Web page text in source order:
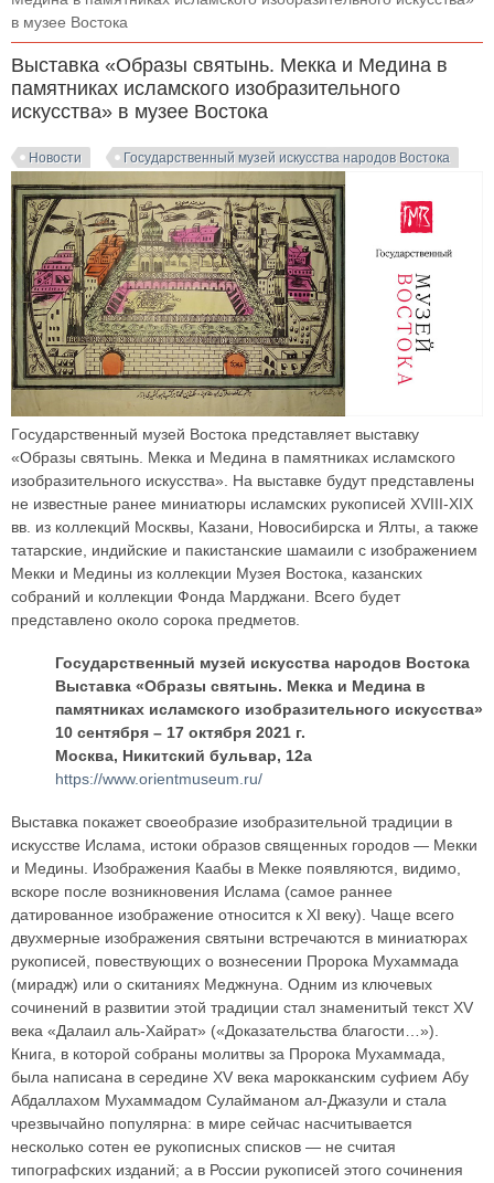
в музее Востока
Выставка «Образы святынь. Мекка и Медина в
памятниках исламского изобразительного
искусства» в музее Востока
Новости Государственный музей искусства народов Востока
Государственный музей Востока представляет выставку
«Образы святынь. Мекка и Медина в памятниках исламского
изобразительного искусства». На выставке будут представлены
не известные ранее миниатюры исламских рукописей XVIII-XIX
вв. из коллекций Москвы, Казани, Новосибирска и Ялты, а также
татарские, индийские и пакистанские шамаили с изображением
Мекки и Медины из коллекции Музея Востока, казанских
собраний и коллекции Фонда Марджани. Всего будет
представлено около сорока предметов.
Государственный музей искусства народов Востока
Выставка «Образы святынь. Мекка и Медина в
памятниках исламского изобразительного искусства»
10 сентября – 17 октября 2021 г.
Москва, Никитский бульвар, 12a
https://www.orientmuseum.ru/
Выставка покажет своеобразие изобразительной традиции в
искусстве Ислама, истоки образов священных городов — Мекки
и Медины. Изображения Каабы в Мекке появляются, видимо,
вскоре после возникновения Ислама (самое раннее
датированное изображение относится к XI веку). Чаще всего
двухмерные изображения святыни встречаются в миниатюрах
рукописей, повествующих о вознесении Пророка Мухаммада
(мирадж) или о скитаниях Меджнуна. Одним из ключевых
сочинений в развитии этой традиции стал знаменитый текст XV
века «Далаил аль-Хайрат» («Доказательства благости…»).
Книга, в которой собраны молитвы за Пророка Мухаммада,
была написана в середине XV века марокканским суфием Абу
Абдаллахом Мухаммадом Сулайманом ал-Джазули и стала
чрезвычайно популярна: в мире сейчас насчитывается
несколько сотен ее рукописных списков — не считая
типографских изданий; а в России рукописей этого сочинения